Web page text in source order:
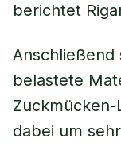
berichtet
Anschließend
belastete
Zuckmücken-
dabei um